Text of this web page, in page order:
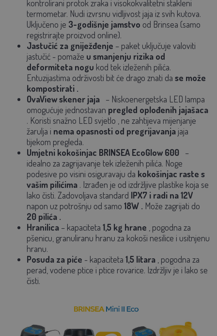
kontrolirani protok zraka i visokokvalitetni stakleni
termometar. Nudi izvrsnu vidljivost jaja iz svih kutova.
Uključeno je 3-godišnje jamstvo od Brinsea (samo
registrirajte proizvod online).
Jastučić za gniježđenje – paket uključuje valoviti
jastučić - pomaže u smanjenju rizika od
deformiteta nogu kod tek izleženih pilića.
Entuzijastima održivosti bit će drago znati da se može
kompostirati .
OvaView skener jaja – Niskoenergetska LED lampa
omogućuje jednostavan pregled oplođenih jajašaca
. Koristi snažno LED svjetlo , ne zahtijeva mijenjanje
žarulja i nema opasnosti od pregrijavanja jaja
tijekom pregleda.
Umjetni kokošinjac BRINSEA EcoGlow 600 –
idealno za zagrijavanje tek izleženih pilića. Noge
podesive po visini osiguravaju da kokošinjac raste s
vašim pilićima . Izrađen je od izdržljive plastike koja se
lako čisti. Zadovoljava standard IPX7 i radi na12V
napon uz potrošnju od samo 18W . Može zagrijati do
20 pilića .
Hranilica – kapaciteta 1,5 kg hrane , pogodna za
pšenicu, granuliranu hranu za kokoši nesilice i usitnjenu
hranu.
Posuda za piće - kapaciteta 1,5 litara , pogodna za
perad, vodene ptice i ptice rovarice. Izdržljiv je i lako se
čisti.